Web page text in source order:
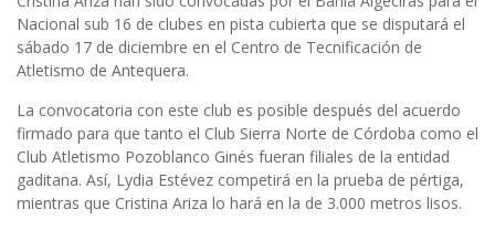
Nacional sub 16 de clubes en pista cubierta que se disputará el
sábado 17 de diciembre en el Centro de Tecnificación de
Atletismo de Antequera.
La convocatoria con este club es posible después del acuerdo
firmado para que tanto el Club Sierra Norte de Córdoba como el
Club Atletismo Pozoblanco Ginés fueran filiales de la entidad
gaditana. Así, Lydia Estévez competirá en la prueba de pértiga,
mientras que Cristina Ariza lo hará en la de 3.000 metros lisos.